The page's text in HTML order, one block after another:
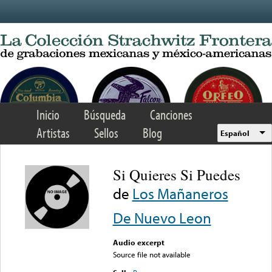
Inicio Búsqueda
Canciones
Artistas
Sellos Blog Español
Si Quieres Si Puedes
de Los Mañaneros
De Nuevo Leon
Audio excerpt
Source file not available